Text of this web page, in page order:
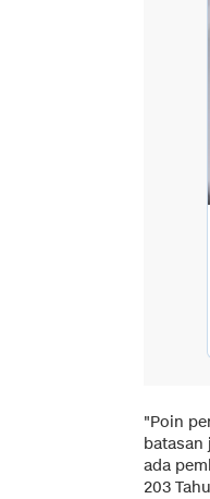
"Poin
batasan
ada
203